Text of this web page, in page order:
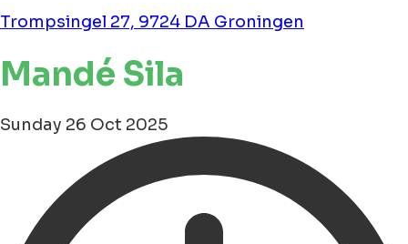
Trompsingel 27, 9724 DA Groningen
Mandé Sila
Sunday 26 Oct 2025